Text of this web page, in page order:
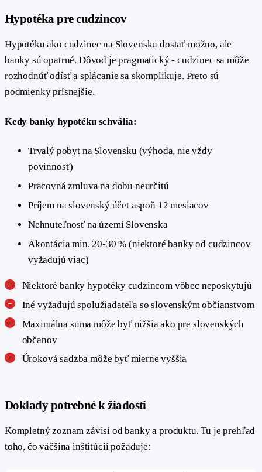
Hypotéka pre cudzincov
Hypotéku ako cudzinec na Slovensku dostať možno, ale
banky sú opatrné. Dôvod je pragmatický - cudzinec sa môže
rozhodnúť odísť a splácanie sa skomplikuje. Preto sú
podmienky prísnejšie.
Kedy banky hypotéku schvália:
Trvalý pobyt na Slovensku (výhoda, nie vždy
povinnosť)
Pracovná zmluva na dobu neurčitú
Príjem na slovenský účet aspoň 12 mesiacov
Nehnuteľnosť na území Slovenska
Akontácia min. 20-30 % (niektoré banky od cudzincov
vyžadujú viac)
Niektoré banky hypotéky cudzincom vôbec neposkytujú
Iné vyžadujú spolužiadateľa so slovenským občianstvom
Maximálna suma môže byť nižšia ako pre slovenských
občanov
Úroková sadzba môže byť mierne vyššia
Doklady potrebné k žiadosti
Kompletný zoznam závisí od banky a produktu. Tu je prehľad
toho, čo väčšina inštitúcií požaduje: